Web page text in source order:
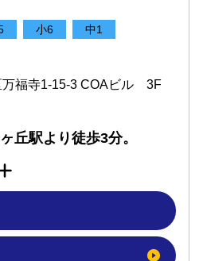
小6 中1
万福寺1-15-3 COAビル 3F
丘駅より徒歩3分。